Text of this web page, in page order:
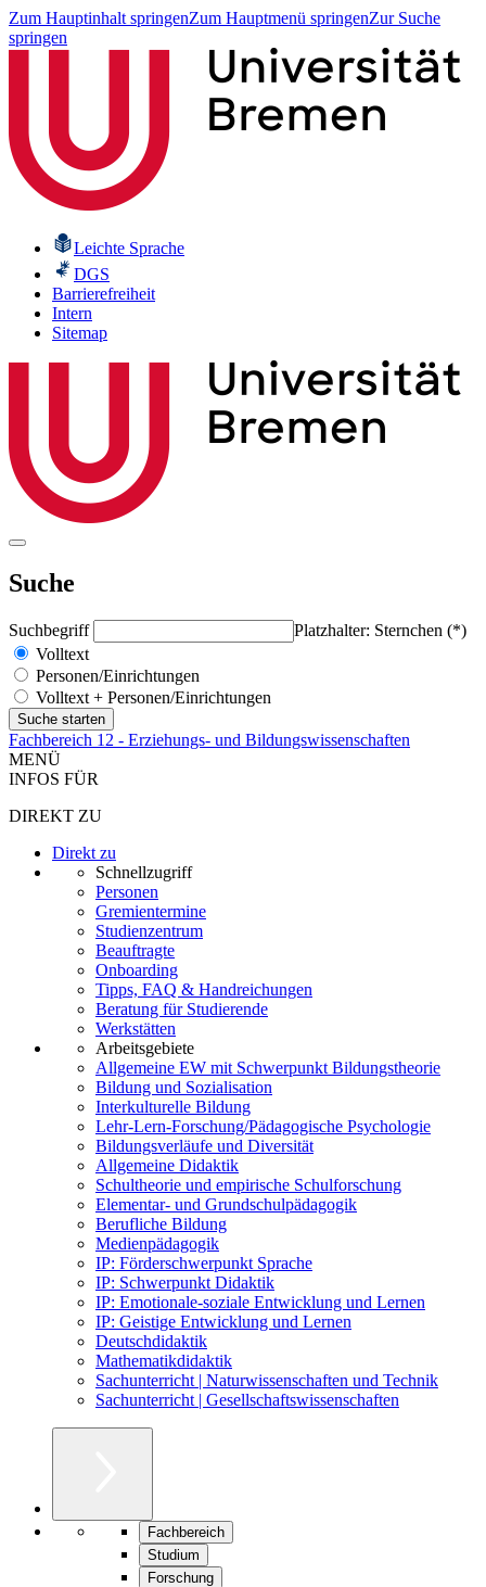
Zum Hauptinhalt springenZum Hauptmenü springenZur Suche
springen
Leichte Sprache
DGS
Barrierefreiheit
Intern
Sitemap
Suche
Suchbegriff
Platzhalter: Sternchen (*)
Volltext
Personen/Einrichtungen
Volltext + Personen/Einrichtungen
Fachbereich 12 - Erziehungs- und Bildungswissenschaften
MENÜ
INFOS FÜR
DIREKT ZU
Direkt zu
Schnellzugriff
Personen
Gremientermine
Studienzentrum
Beauftragte
Onboarding
Tipps, FAQ & Handreichungen
Beratung für Studierende
Werkstätten
Arbeitsgebiete
Allgemeine EW mit Schwerpunkt Bildungstheorie
Bildung und Sozialisation
Interkulturelle Bildung
Lehr-Lern-Forschung/Pädagogische Psychologie
Bildungsverläufe und Diversität
Allgemeine Didaktik
Schultheorie und empirische Schulforschung
Elementar- und Grundschulpädagogik
Berufliche Bildung
Medienpädagogik
IP: Förderschwerpunkt Sprache
IP: Schwerpunkt Didaktik
IP: Emotionale-soziale Entwicklung und Lernen
IP: Geistige Entwicklung und Lernen
Deutschdidaktik
Mathematikdidaktik
Sachunterricht | Naturwissenschaften und Technik
Sachunterricht | Gesellschaftswissenschaften
Fachbereich
Studium
Forschung